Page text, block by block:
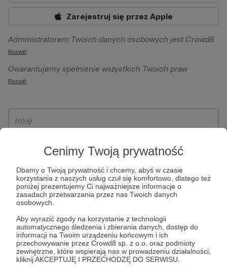
Cenimy Twoją prywatność
Dbamy o Twoją prywatność i chcemy, abyś w czasie
korzystania z naszych usług czuł się komfortowo, dlatego też
poniżej prezentujemy Ci najważniejsze informacje o
zasadach przetwarzania przez nas Twoich danych
osobowych.
Aby wyrazić zgody na korzystanie z technologii
automatycznego śledzenia i zbierania danych, dostęp do
informacji na Twoim urządzeniu końcowym i ich
przechowywanie przez Crowd8 sp. z o.o. oraz podmioty
zewnętrzne, które wspierają nas w prowadzeniu działalności,
kliknij AKCEPTUJĘ I PRZECHODZĘ DO SERWISU.
Zarejestruj się przez Apple
Administratorem Twoich danych osobowych jest Crowd8
sp. z o.o. z siedziba w Warszawie, ul. Żwirki i Wigury 16, 02-
092 Warszawa. Twoje dane osobowe będą przetwarzane w
szczególności w celu wykonania umowy zawartej z Tobą, w
Patronite.pl, w tym możliwości dokonywania oraz
otrzymywania wsparcia na naszej platformie oraz
Rozwiń
Gwarantujemy spełnienie wszystkich Twoich praw
wynikających z ogólnego rozporządzenia o ochronie
ich przenoszenia, niepodlegania zautomatyzowanemu
podejmowaniu decyzji, w tym profilowaniu, a także prawo
osobowych. Rejestracja dla osób niepełnoletnich możliwa
jest po przekazaniu podpisanego formularza "Zgodna na
założenie konta przez osobę niepełnoletnią", formularz
dostępny jest na stronie regulaminu Patronite.pl.
Rozwiń